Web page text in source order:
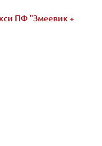
ПФ "Змеевик +